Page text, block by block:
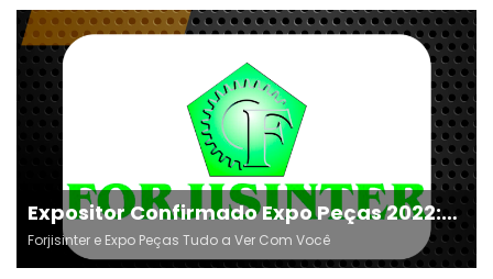
Expositor Confirmado Expo Peças 2022:
Forjisinter
Forjisinter e Expo Peças Tudo a Ver Com Você